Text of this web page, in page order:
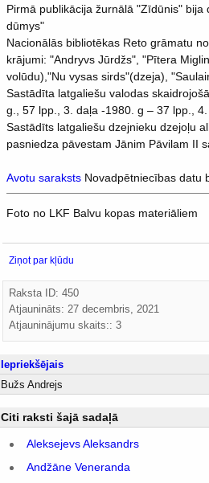
Pirmā publikācija žurnālā "Zīdūnis"
dūmys"
Nacionālās bibliotēkas Reto grāmatu
krājumi: "Andryvs Jūrdžs", "Pītera
volūdu),"Nu vysas sirds"(dzeja),
Sastādīta latgaliešu valodas
g., 57 lpp., 3. daļa -1980. g – 37 lpp.,
Sastādīts latgaliešu dzejnieku dzejoļu
pasniedza pāvestam Jānim Pāvilam II
Avotu saraksts Novadpētniecības datu
Foto no LKF Balvu kopas materiāliem
Ziņot par kļūdu
Raksta ID: 450
Atjaunināts: 27 decembris, 2021
Atjauninājumu skaits:: 3
Iepriekšējais
Bužs Andrejs
Citi raksti šajā sadaļā
Aleksejevs Aleksandrs
Andžāne Veneranda